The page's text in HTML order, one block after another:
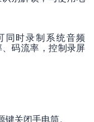
同时录制系统音频
码流率，控制录屏
关闭手电筒。